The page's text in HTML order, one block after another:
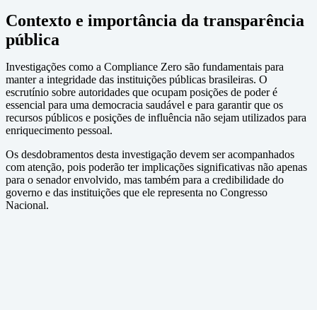
Contexto e importância da transparência
pública
Investigações como a Compliance Zero são fundamentais para
manter a integridade das instituições públicas brasileiras. O
escrutínio sobre autoridades que ocupam posições de poder é
essencial para uma democracia saudável e para garantir que os
recursos públicos e posições de influência não sejam utilizados para
enriquecimento pessoal.
Os desdobramentos desta investigação devem ser acompanhados
com atenção, pois poderão ter implicações significativas não apenas
para o senador envolvido, mas também para a credibilidade do
governo e das instituições que ele representa no Congresso
Nacional.